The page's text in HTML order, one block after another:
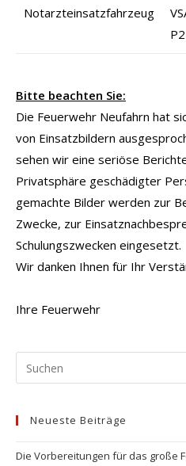
Notarzteinsatzfahrzeug
Bitte beachten Sie:
Die Feuerwehr Neufahrn hat
von Einsatzbildern
sehen wir eine seriöse
Privatsphäre geschädigter
gemachte Bilder werden zur
Zwecke, zur
Schulungszwecken eingesetzt.
Wir danken Ihnen für Ihr
Ihre Feuerwehr
Neueste Beiträge
Die Vorbereitungen für das große